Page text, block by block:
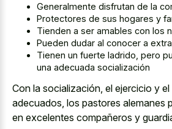
Generalmente disfrutan de la
Protectores de sus hogares y
Tienden a ser amables con los
Pueden dudar al conocer a
Tienen un fuerte ladrido, pero
una adecuada socialización
Con la socialización, el ejercicio y
adecuados, los pastores alemanes
en excelentes compañeros y